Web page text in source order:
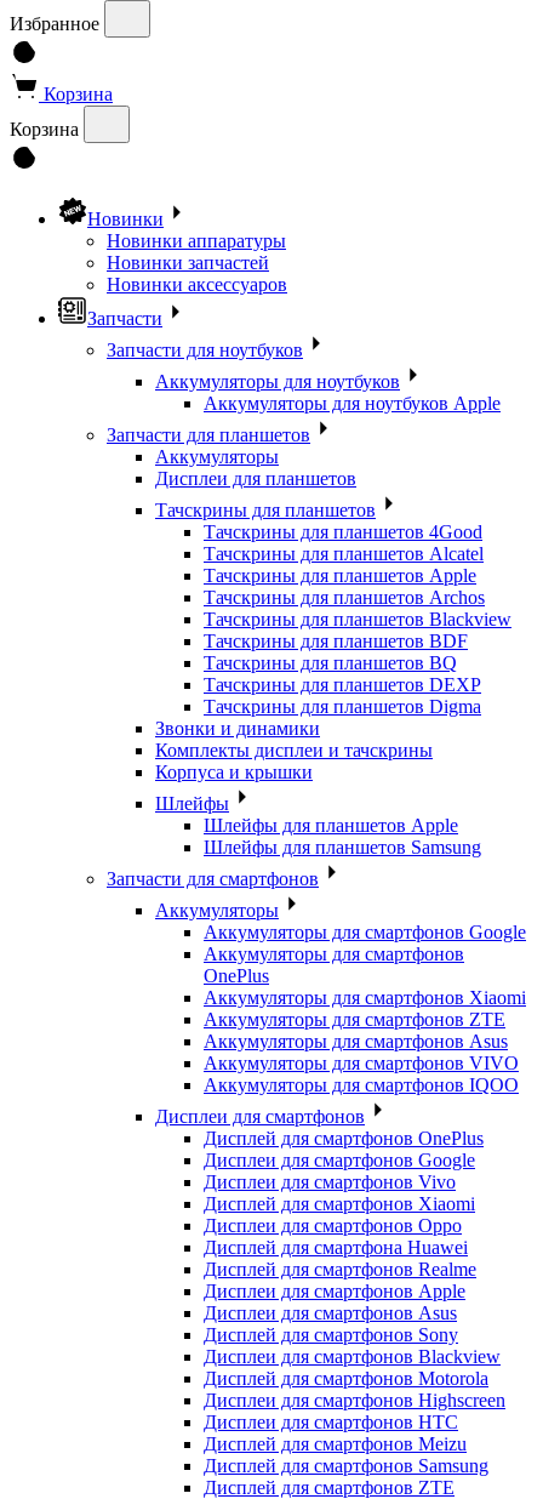
Избранное
Корзина
Корзина
Новинки
Новинки аппаратуры
Новинки запчастей
Новинки аксессуаров
Запчасти
Запчасти для ноутбуков
Аккумуляторы для ноутбуков
Аккумуляторы для ноутбуков Apple
Запчасти для планшетов
Аккумуляторы
Дисплеи для планшетов
Тачскрины для планшетов
Тачскрины для планшетов 4Good
Тачскрины для планшетов Alcatel
Тачскрины для планшетов Apple
Тачскрины для планшетов Archos
Тачскрины для планшетов Blackview
Тачскрины для планшетов BDF
Тачскрины для планшетов BQ
Тачскрины для планшетов DEXP
Тачскрины для планшетов Digma
Звонки и динамики
Комплекты дисплеи и тачскрины
Корпуса и крышки
Шлейфы
Шлейфы для планшетов Apple
Шлейфы для планшетов Samsung
Запчасти для смартфонов
Аккумуляторы
Аккумуляторы для смартфонов Google
Аккумуляторы для смартфонов
OnePlus
Аккумуляторы для смартфонов Xiaomi
Аккумуляторы для смартфонов ZTE
Аккумуляторы для cмартфонов Asus
Аккумуляторы для смартфонов VIVO
Аккумуляторы для смартфонов IQOO
Дисплеи для смартфонов
Дисплей для смартфонов OnePlus
Дисплеи для смартфонов Google
Дисплеи для смартфонов Vivo
Дисплей для смартфонов Xiaomi
Дисплеи для смартфонов Oppo
Дисплей для смартфона Huawei
Дисплей для смартфонов Realme
Дисплеи для смартфонов Apple
Дисплеи для смартфонов Asus
Дисплей для смартфонов Sony
Дисплеи для смартфонов Blackview
Дисплей для смартфонов Motorola
Дисплеи для смартфонов Highscreen
Дисплеи для смартфонов HTC
Дисплей для смартфонов Meizu
Дисплей для смартфонов Samsung
Дисплей для смартфонов ZTE